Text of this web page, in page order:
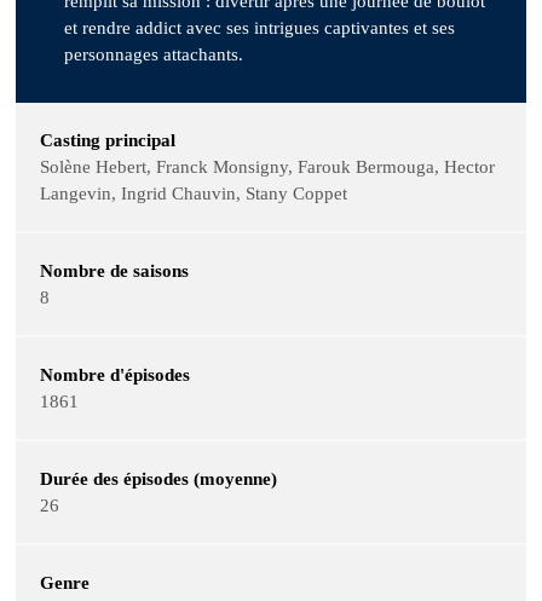
et rendre addict avec ses intrigues captivantes et ses
personnages attachants.
Casting principal
Solène Hebert, Franck Monsigny, Farouk Bermouga, Hector
Langevin, Ingrid Chauvin, Stany Coppet
Nombre de saisons
8
Nombre d'épisodes
1861
Durée des épisodes (moyenne)
26
Genre